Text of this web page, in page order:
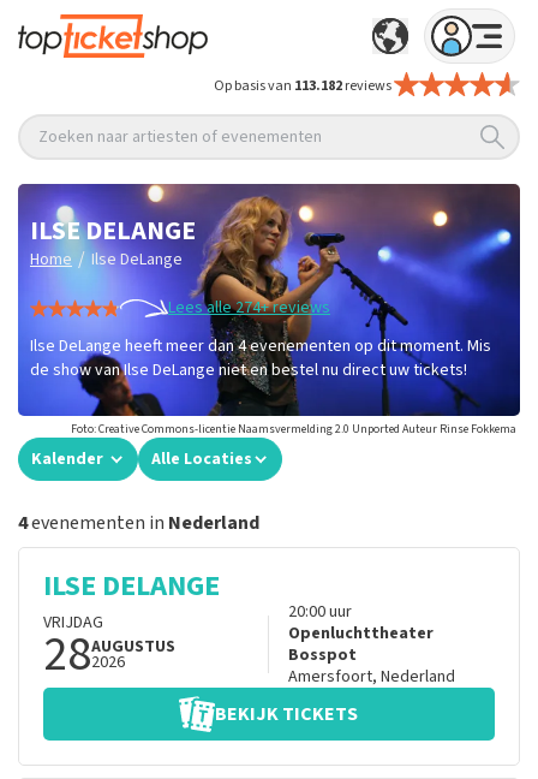
Op basis van 113.182reviews
Zoeken naar artiesten of evenementen
ILSE DELANGE
Home / Ilse DeLange
Lees alle 274+ reviews
Ilse DeLange heeft meer dan 4 evenementen op dit moment. Mis
de show van Ilse DeLange niet en bestel nu direct uw tickets!
Foto: Creative Commons-licentie Naamsvermelding 2.0 Unported Auteur Rinse Fokkema
Kalender Alle Locaties
4evenementen in Nederland
ILSE DELANGE
VRIJDAG
28AUGUSTUS
2026
20:00uur
Openluchttheater
Bosspot
Amersfoort, Nederland
BEKIJK TICKETS